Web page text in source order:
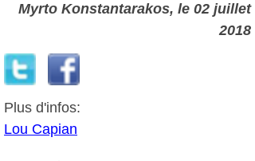
Myrto Konstantarakos, le 02 juillet
2018
Plus d'infos:
Lou Capian